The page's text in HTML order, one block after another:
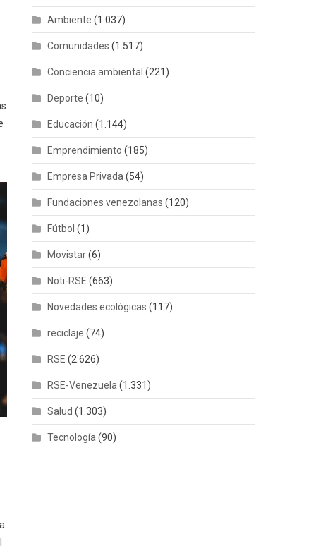
Ambiente (1.037)
Comunidades (1.517)
Conciencia ambiental (221)
Deporte (10)
Educación (1.144)
Emprendimiento (185)
Empresa Privada (54)
Fundaciones venezolanas (120)
Fútbol (1)
Movistar(6)
Noti-RSE (663)
Novedades ecológicas (117)
reciclaje (74)
RSE (2.626)
RSE-Venezuela (1.331)
Salud (1.303)
Tecnología (90)